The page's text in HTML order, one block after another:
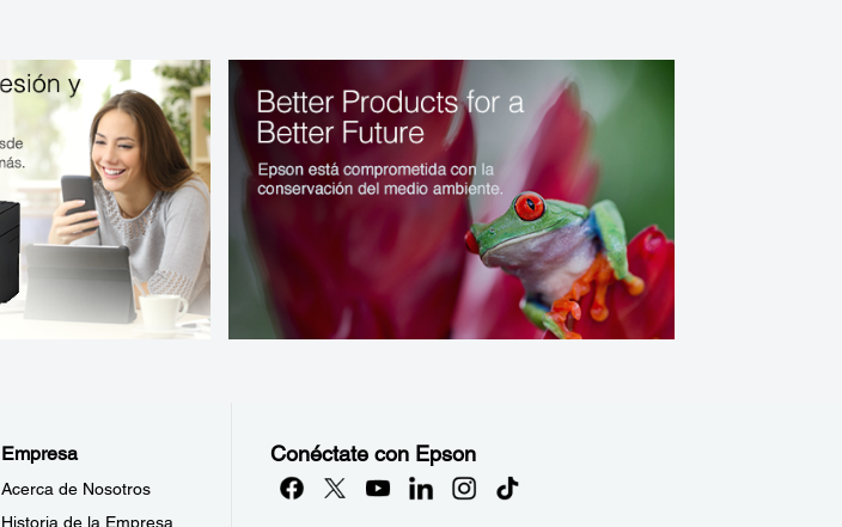
Empresa
Acerca de Nosotros
Historia de la Empresa
Conéctate con Epson